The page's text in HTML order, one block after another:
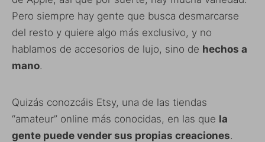
Pero siempre hay gente que busca desmarcarse
del resto y quiere algo más exclusivo, y no
hablamos de accesorios de lujo, sino de hechos a
mano.
Quizás conozcáis Etsy, una de las tiendas
“amateur” online más conocidas, en las que la
gente puede vender sus propias creaciones.